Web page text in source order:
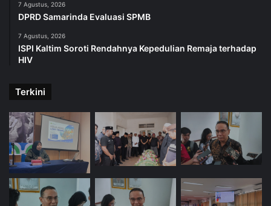
7 Agustus, 2026
DPRD Samarinda Evaluasi SPMB
7 Agustus, 2026
ISPI Kaltim Soroti Rendahnya Kepedulian Remaja terhadap
HIV
Terkini